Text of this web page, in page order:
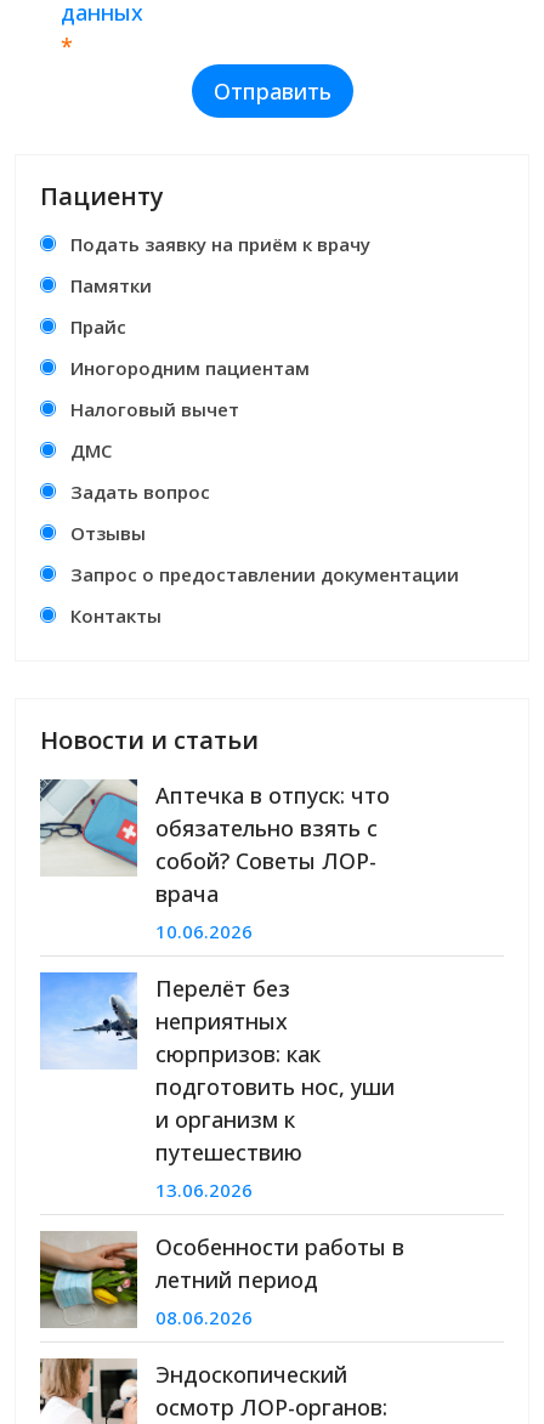
данных
*
Отправить
Пациенту
Подать заявку на приём к врачу
Памятки
Прайс
Иногородним пациентам
Налоговый вычет
ДМС
Задать вопрос
Отзывы
Запрос о предоставлении документации
Контакты
Новости и статьи
Аптечка в отпуск: что
обязательно взять с
собой? Советы ЛОР-
врача
10.06.2026
Перелёт без
неприятных
сюрпризов: как
подготовить нос, уши
и организм к
путешествию
13.06.2026
Особенности работы в
летний период
08.06.2026
Эндоскопический
осмотр ЛОР-органов: